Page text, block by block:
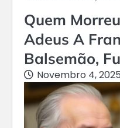
Quem
Adeus A
Balsemão,
Novembro 4, 2025